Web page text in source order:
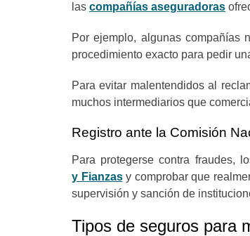
las compañías aseguradoras
Por ejemplo, algunas compañías
procedimiento exacto para pedir
Para evitar malentendidos al
muchos intermediarios que
Registro ante la Comisión
Para protegerse contra fraudes,
y Fianzasy comprobar que
supervisión y sanción de
Tipos de seguros para